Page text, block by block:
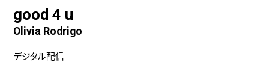
good 4 u
Olivia Rodrigo
デジタル配信